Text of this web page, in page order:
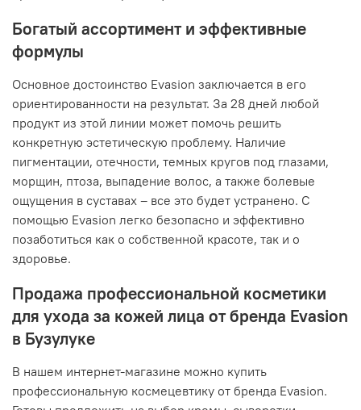
Богатый ассортимент и эффективные
формулы
Основное достоинство Evasion заключается в его
ориентированности на результат. За 28 дней любой
продукт из этой линии может помочь решить
конкретную эстетическую проблему. Наличие
пигментации, отечности, темных кругов под глазами,
морщин, птоза, выпадение волос, а также болевые
ощущения в суставах – все это будет устранено. С
помощью Evasion легко безопасно и эффективно
позаботиться как о собственной красоте, так и о
здоровье.
Продажа профессиональной косметики
для ухода за кожей лица от бренда Evasion
в Бузулуке
В нашем интернет-магазине можно купить
профессиональную космецевтику от бренда Evasion.